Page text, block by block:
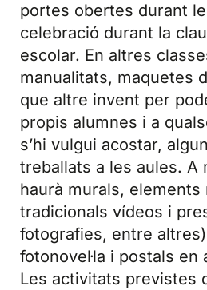
portes obertes durant
celebració durant la
escolar. En altres
manualitats, maquetes
que altre invent per
propis alumnes i a
s’hi vulgui acostar,
treballats a les aules. A
haurà murals, elements
tradicionals vídeos i
fotografies, entre
fotonovel·la i postals en
Les activitats previstes